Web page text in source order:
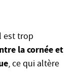
est trop
la cornée et
, ce qui altère